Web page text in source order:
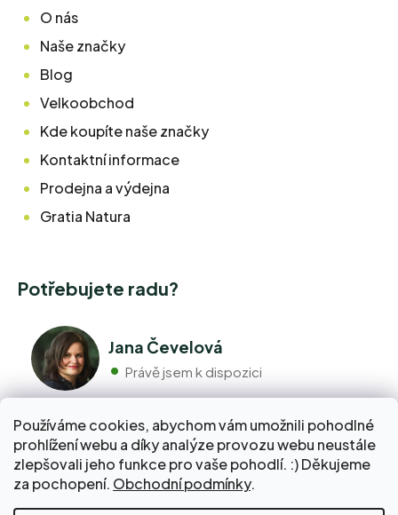
Používáme cookies, abychom vám umožnili pohodlné
prohlížení webu a díky analýze provozu webu neustále
zlepšovali jeho funkce pro vaše pohodlí. :) Děkujeme
za pochopení. Obchodní podmínky.
Nakupte za 2 000 Kč a dopravu do Balíkovny zaplatíme
O nás
Naše značky
Blog
Velkoobchod
Kde koupíte naše značky
Kontaktní informace
Prodejna a výdejna
Gratia Natura
Potřebujete radu?
Jana Čevelová
Právě jsem k dispozici
+420 776 298 517
Volejte pondělí - pátek 9:00 až 17:00
info@pravebio.cz
Napište nám kdykoli, snažíme se vždy odpovědět do 24
hodin.